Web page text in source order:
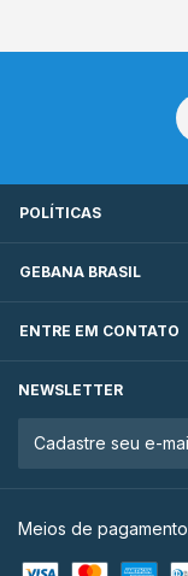
POLÍTICAS
GEBANA BRASIL
ENTRE EM CONTATO
NEWSLETTER
Meios de pagamento